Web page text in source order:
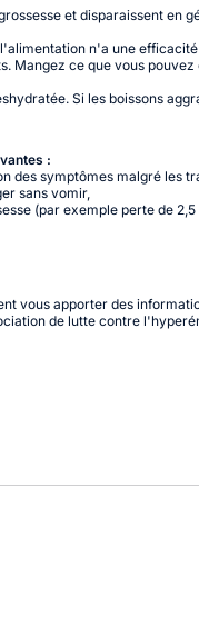
et disparaissent en
n'a une
Mangez ce que vous
Si les boissons
:
des symptômes malgré les
sans vomir,
(par exemple perte de
vous apporter des
de lutte contre